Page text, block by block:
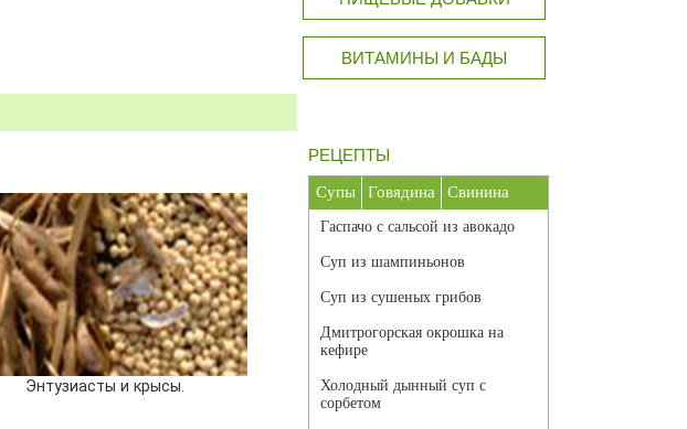
Энтузиасты и крысы.
ВИТАМИНЫ И БАДЫ
РЕЦЕПТЫ
Супы Говядина Свинина
Гаспачо с сальсой из авокадо
Суп из шампиньонов
Суп из сушеных грибов
Дмитрогорская окрошка на
кефире
Холодный дынный суп с
сорбетом